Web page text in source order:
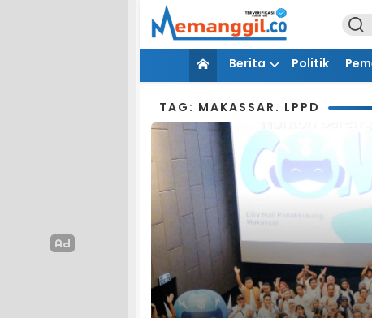
Berita Politik
TAG: MAKASSAR. LPPD